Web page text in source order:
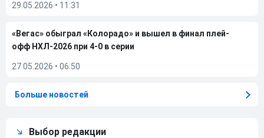
29.05.2026 • 11:31
«Вегас» обыграл «Колорадо» и вышел в финал плей-
офф НХЛ-2026 при 4-0 в серии
27.05.2026 • 06:50
Больше новостей
Выбор редакции